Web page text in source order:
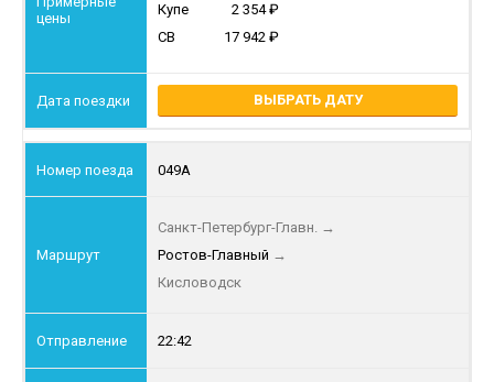
Купе
2 354
СВ
17 942
ВЫБРАТЬ ДАТУ
049А
Санкт-Петербург-Главн. →
Ростов-Главный →
Кисловодск
22:42